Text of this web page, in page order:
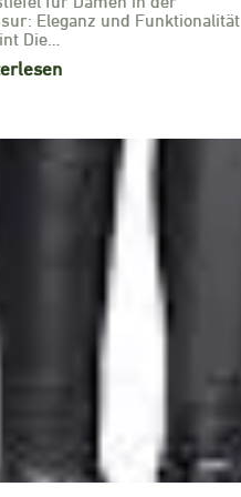
Eleganz und Funktionalität
Die…